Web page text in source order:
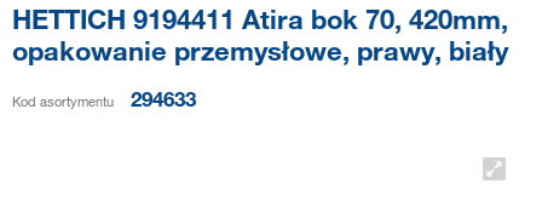
HETTICH 9194411 Atira bok 70, 420mm,
opakowanie przemysłowe, prawy, biały
Kod asortymentu 294633